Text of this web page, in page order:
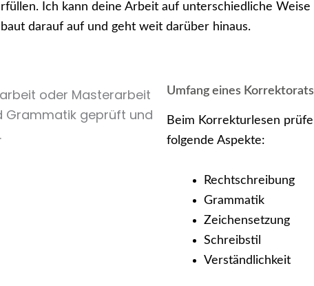
Ich kann deine Arbeit auf unterschiedliche
baut darauf auf und geht weit darüber hinaus.
Umfang eines Korrektorats
Beim Korrekturlesen
folgende Aspekte:
Rechtschreibung
Grammatik
Zeichensetzung
Schreibstil
Verständlichkeit